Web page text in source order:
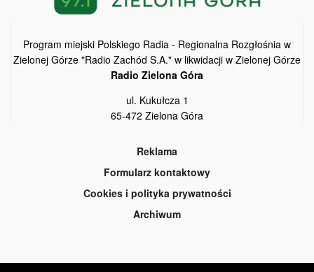
Program miejski Polskiego Radia - Regionalna Rozgłośnia w
Zielonej Górze "Radio Zachód S.A." w likwidacji w Zielonej Górze
Radio Zielona Góra
ul. Kukułcza 1
65-472 Zielona Góra
Reklama
Formularz kontaktowy
Cookies i polityka prywatności
Archiwum